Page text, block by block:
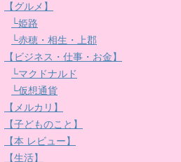
【グルメ】
└姫路
└赤穂・相生・上郡
【ビジネス・仕事・お金】
└マクドナルド
└仮想通貨
【メルカリ】
【子どものこと】
【本 レビュー】
【生活】